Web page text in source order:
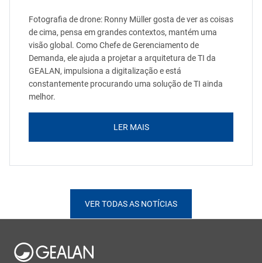
Fotografia de drone: Ronny Müller gosta de ver as coisas
de cima, pensa em grandes contextos, mantém uma
visão global. Como Chefe de Gerenciamento de
Demanda, ele ajuda a projetar a arquitetura de TI da
GEALAN, impulsiona a digitalização e está
constantemente procurando uma solução de TI ainda
melhor.
LER MAIS
VER TODAS AS NOTÍCIAS